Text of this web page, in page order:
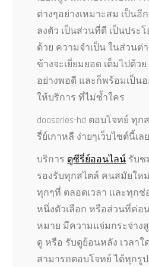
ต่างๆอย่างเหมาะสม เป็นอี
ลงตัว เป็นส่วนที่ดี เป็นประ
ด้วย ความจำเป็น ในส่วนต่
ข้างจะเยี่ยมยอด เต็มไปด้ว
อย่างพอดี และก็พร้อมเป็น
ให้บริการ ที่ไม่ซ้ำใคร
dooseries-hd ตอบโจทย์ ทุ
รี่ย์เกาหลี ง่ายๆเว็บไซต์นี้เลย
บริการดูซีรี่ย์ออนไลน์รับช
รองรับทุกสไตล์ คนสมัยให
ทุกๆที่ ตลอดเวลา และทุกช่
หนึ่งตัวเลือก หรือส่วนที่ค่อ
หมาย มีความแจ่มกระจ่าง
ดู หรือ รับดูย้อนหลัง เวลาใ
สามารถตอบโจทย์ ได้ทุกรู